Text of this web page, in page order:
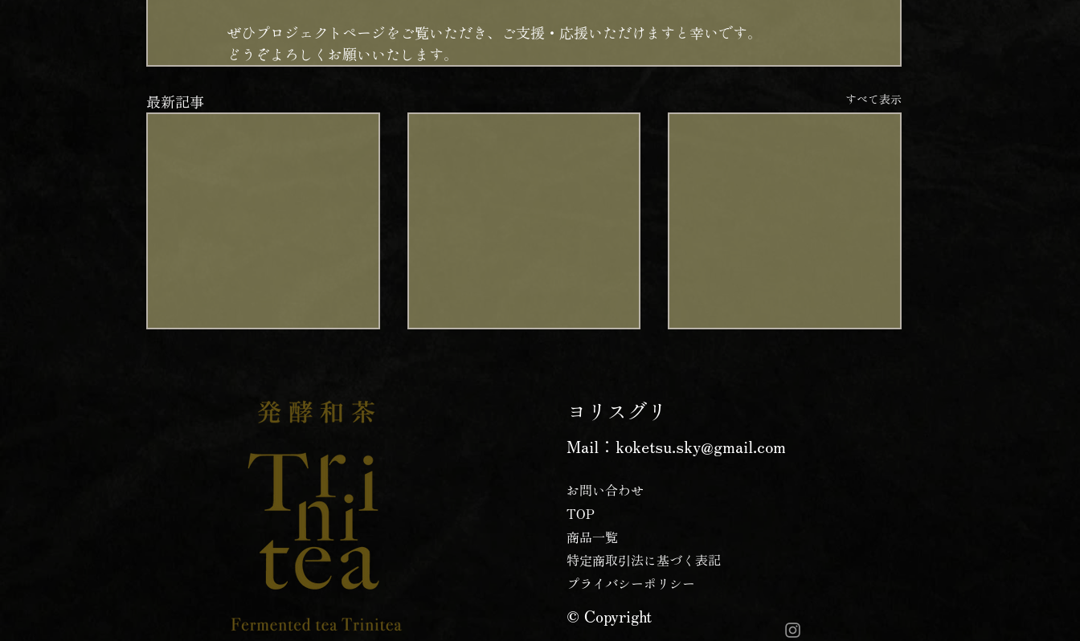
ぜひプロジェクトページをご覧いただき、ご支援・応援いただけますと幸いです。
どうぞよろしくお願いいたします。
最新記事 すべて表示
​ECサイト ITOSHIO にて、発酵
した。 こちらのサイトからもご
購入いただけます！About
ITOSHIOは、全国各地から厳し
アイテムをお取り寄せできる直
販オンラインショッピングモー
mWR https://itosh
発酵和茶「Trinitea」が 『地球の
掲載されました！ 「Trinitea」
GOOD LUCK TRIP』のWEB記
事で紹介されました！ 和紅茶の
魅力について詳しく取り上げて
いただいています。 ぜひ、記事
https://www.gltjp.com/ja/article
込) 内容量 50g 本格的に楽しみ
た、アイスティーとして楽しむ
のもお勧めです。 是非、クリー
ヨリスグリ
Mail： koketsu.sky@gmail.com
お問い合わせ
TOP
​商品一覧
特定商取引法に基づく表記
プライバシーポリシー
© Copyright